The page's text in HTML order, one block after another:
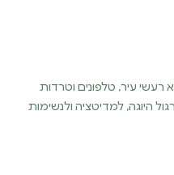
עיר, טלפונים וטרדות
היוגה, למדיטציה ולנשימות